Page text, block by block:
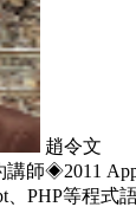
趙令文
師◈2011
、PHP等程